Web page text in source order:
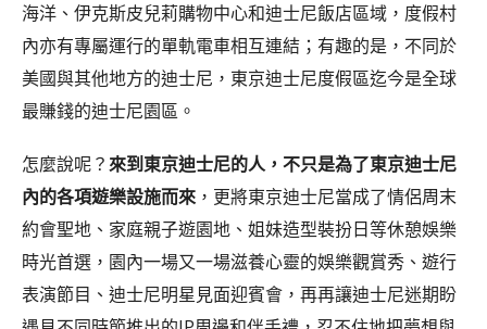
海洋、伊克斯皮兒莉購物中心和迪士尼飯店區域，度假村
內亦有專屬運行的單軌電車相互連結；有趣的是，不同於
美國與其他地方的迪士尼，東京迪士尼度假區迄今是全球
最賺錢的迪士尼園區。
怎麼說呢？來到東京迪士尼的人，不只是為了東京迪士尼
內的各項遊樂設施而來 ，更將東京迪士尼當成了情侶周末
約會聖地、家庭親子遊園地、姐妹造型裝扮日等休憩娛樂
時光首選，園內一場又一場滋養心靈的娛樂觀賞秀、遊行
表演節目、迪士尼明星見面迎賓會，再再讓迪士尼迷期盼